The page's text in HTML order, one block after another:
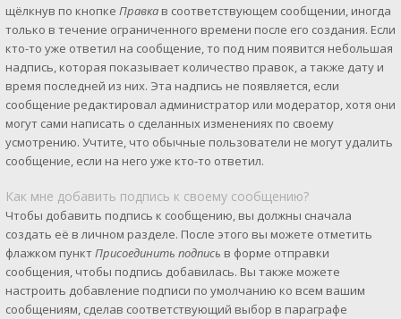
щёлкнув по кнопке Правка в соответствующем сообщении, иногда
только в течение ограниченного времени после его создания. Если
кто-то уже ответил на сообщение, то под ним появится небольшая
надпись, которая показывает количество правок, а также дату и
время последней из них. Эта надпись не появляется, если
сообщение редактировал администратор или модератор, хотя они
могут сами написать о сделанных изменениях по своему
усмотрению. Учтите, что обычные пользователи не могут удалить
сообщение, если на него уже кто-то ответил.
Как мне добавить подпись к своему сообщению?
Чтобы добавить подпись к сообщению, вы должны сначала
создать её в личном разделе. После этого вы можете отметить
флажком пунктПрисоединить подпись в форме отправки
сообщения, чтобы подпись добавилась. Вы также можете
настроить добавление подписи по умолчанию ко всем вашим
сообщениям, сделав соответствующий выбор в параграфе